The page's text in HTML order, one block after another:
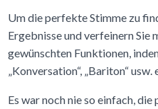
Um die perfekte Stimme zu
Ergebnisse und verfeinern Sie
gewünschten Funktionen,
„Konversation“, „Bariton“ usw.
Es war noch nie so einfach,